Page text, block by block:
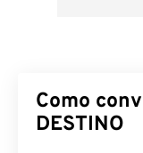
Como
DESTINO